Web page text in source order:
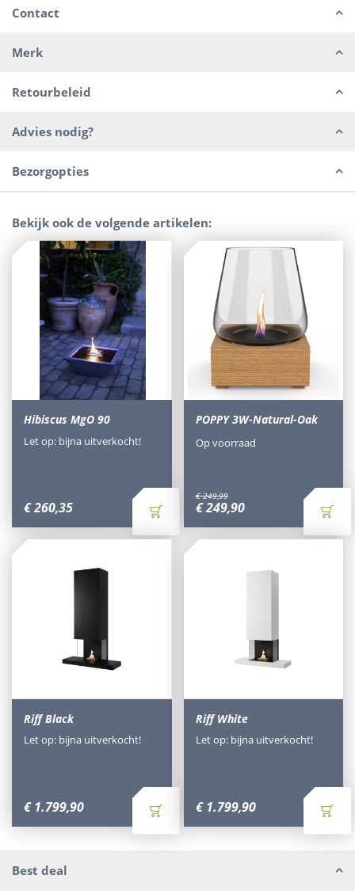
Contact
Merk
Retourbeleid
Advies nodig?
Bezorgopties
Bekijk ook de volgende artikelen:
Hibiscus MgO 90
€260,35
Let op: bijna uitverkocht!
POPPY 3W-Natural-Oak
€ 249,99
€249,90
Op voorraad
Riff Black
€ 1.799,90
Let op: bijna uitverkocht!
Riff White
€ 1.799,90
Let op: bijna uitverkocht!
Best deal